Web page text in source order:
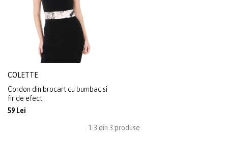
COLETTE
Cordon din brocart cu bumbac si
fir de efect
59 Lei
1-3 din 3 produse